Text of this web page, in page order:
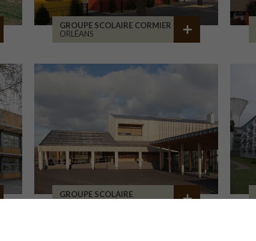
GROUPE SCOLAIRE CORMIER
ORLÉANS
GROUPE SCOLAIRE